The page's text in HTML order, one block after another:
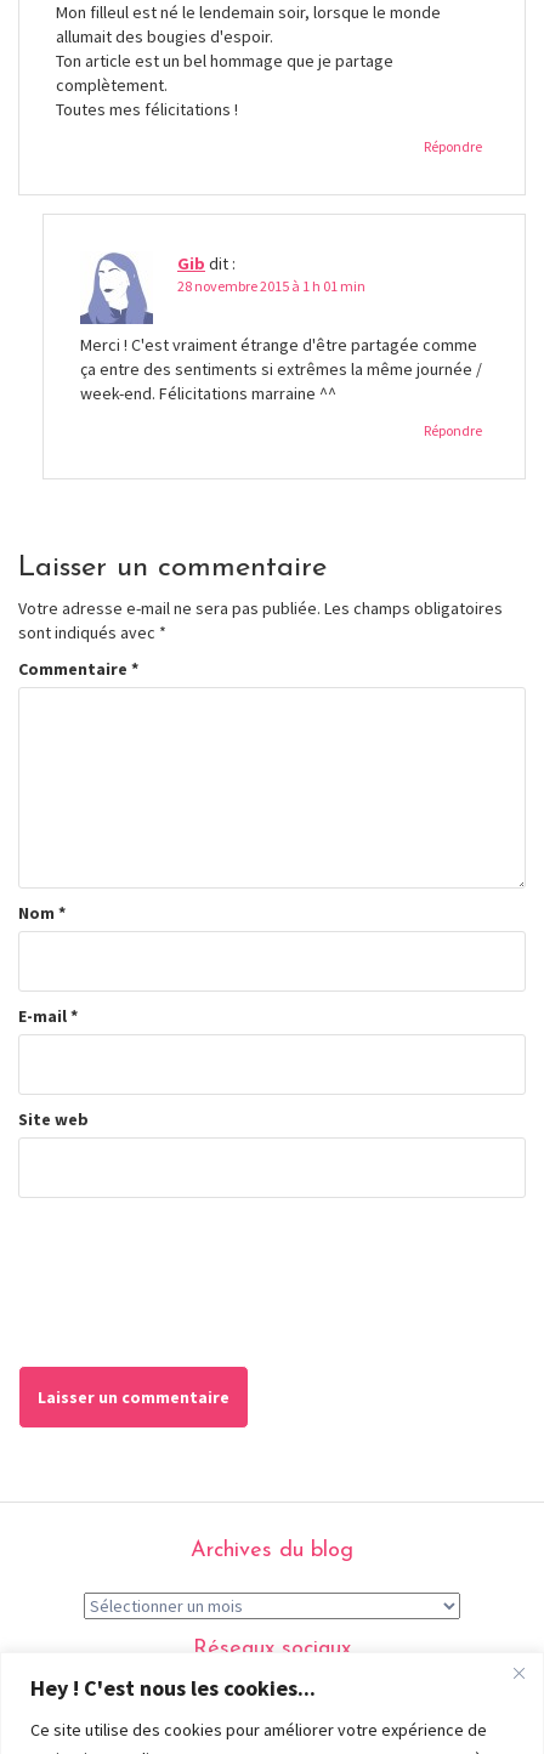
Hey ! C'est nous les cookies...
Ce site utilise des cookies pour améliorer votre expérience de
Mon filleul est né le lendemain soir, lorsque le monde
allumait des bougies d'espoir.
Ton article est un bel hommage que je partage
complètement.
Toutes mes félicitations !
Répondre
Gib dit :
28 novembre 2015 à 1 h 01 min
Merci ! C'est vraiment étrange d'être partagée comme
ça entre des sentiments si extrêmes la même journée /
week-end. Félicitations marraine ^^
Répondre
Laisser un commentaire
Votre adresse e-mail ne sera pas publiée. Les champs obligatoires
sont indiqués avec *
Commentaire *
Nom *
E-mail*
Site web
Archives du blog
Réseaux sociaux